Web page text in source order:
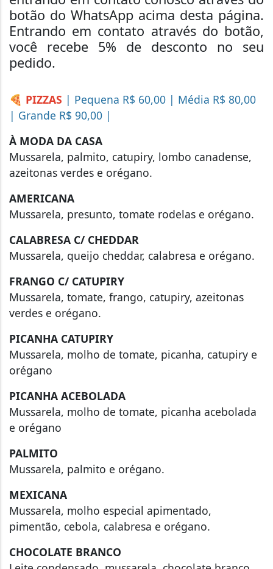
botão do WhatsApp acima desta página.
Entrando em contato através do botão,
você recebe 5% de desconto no seu
pedido.
🍕 PIZZAS | Pequena R$ 60,00 | Média R$ 80,00
| Grande R$ 90,00 |
À MODA DA CASA
Mussarela, palmito, catupiry, lombo canadense,
azeitonas verdes e orégano.
AMERICANA
Mussarela, presunto, tomate rodelas e orégano.
CALABRESA C/ CHEDDAR
Mussarela, queijo cheddar, calabresa e orégano.
FRANGO C/ CATUPIRY
Mussarela, tomate, frango, catupiry, azeitonas
verdes e orégano.
PICANHA CATUPIRY
Mussarela, molho de tomate, picanha, catupiry e
orégano
PICANHA ACEBOLADA
Mussarela, molho de tomate, picanha acebolada
e orégano
PALMITO
Mussarela, palmito e orégano.
MEXICANA
Mussarela, molho especial apimentado,
pimentão, cebola, calabresa e orégano.
CHOCOLATE BRANCO